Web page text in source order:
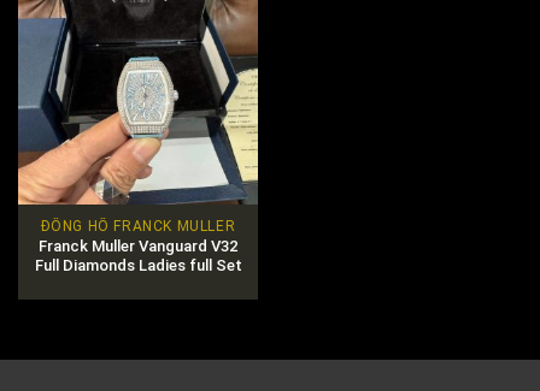
ĐỒNG HỒ FRANCK MULLER
Franck Muller Vanguard V32
Full Diamonds Ladies full Set